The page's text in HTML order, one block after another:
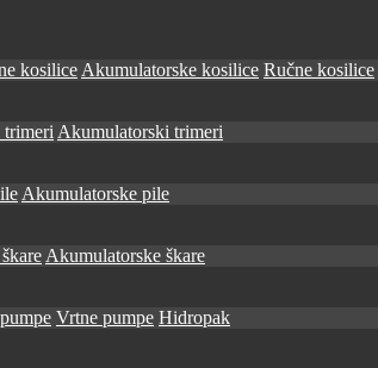
kosilice Akumulatorske kosilice Ručne kosilice
Akumulatorski trimeri
Akumulatorske pile
Akumulatorske škare
Vrtne pumpe Hidropak